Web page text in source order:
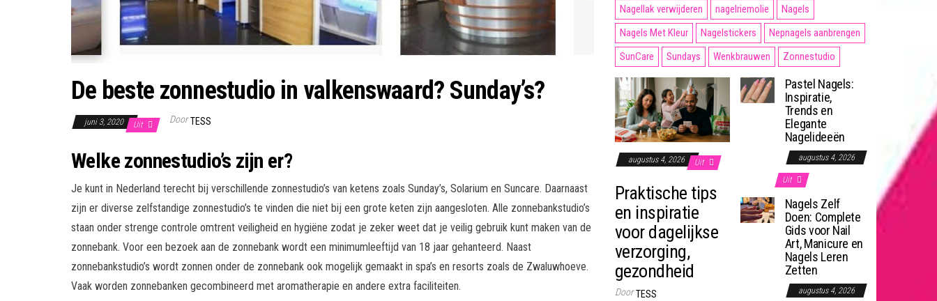
De beste zonnestudio in valkenswaard? Sunday’s?
juni 3, 2020 Uit Door TESS
Welke zonnestudio’s zijn er?
Je kunt in Nederland terecht bij verschillende zonnestudio’s van ketens zoals Sunday’s, Solarium en Suncare. Daarnaast
zijn er diverse zelfstandige zonnestudio’s te vinden die niet bij een grote keten zijn aangesloten. Alle zonnebankstudio’s
staan onder strenge controle omtrent veiligheid en hygiëne zodat je zeker weet dat je veilig gebruik kunt maken van de
zonnebank. Voor een bezoek aan de zonnebank wordt een minimumleeftijd van 18 jaar gehanteerd. Naast
zonnebankstudio’s wordt zonnen onder de zonnebank ook mogelijk gemaakt in spa’s en resorts zoals de Zwaluwhoeve.
Vaak worden zonnebanken gecombineerd met aromatherapie en andere extra faciliteiten.
Nagellak verwijderen
nagelriemolie
Nagels
Nagels Met Kleur
Nagelstickers
Nepnagels aanbrengen
SunCare
Sundays Wenkbrauwen Zonnestudio
augustus 4, 2026 Uit
Praktische tips
en inspiratie
voor dagelijkse
verzorging,
gezondheid
Door TESS
Pastel Nagels:
Inspiratie,
Trends en
Elegante
Nagelideeën
augustus 4, 2026
Uit
Nagels Zelf
Doen: Complete
Gids voor Nail
Art, Manicure en
Nagels Leren
Zetten
augustus 4, 2026